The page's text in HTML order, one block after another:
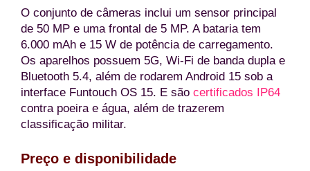
O conjunto de câmeras inclui um sensor principal
de 50 MP e uma frontal de 5 MP. A bataria tem
6.000 mAh e 15 W de potência de carregamento.
Os aparelhos possuem 5G, Wi-Fi de banda dupla e
Bluetooth 5.4, além de rodarem Android 15 sob a
interface Funtouch OS 15. E são certificados IP64
contra poeira e água, além de trazerem
classificação militar.
Preço e disponibilidade